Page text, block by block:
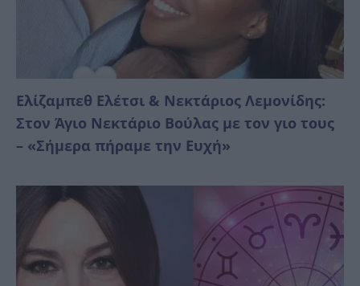
Ελίζαμπεθ Ελέτσι & Νεκτάριος Λεμονίδης:
Στον Άγιο Νεκτάριο Βούλας με τον γιο τους
– «Σήμερα πήραμε την Ευχή»